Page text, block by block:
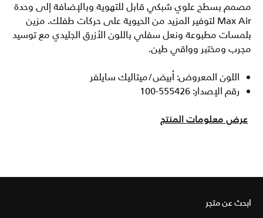
مصمم بسطح علوي شبكي قابل للتهوية وبالإضافة إلى وحدة
Max Air لتوفير المزيد من الحيوية على حركات طفلك. مزين
بلمسات مطبوعة ونعل سفلي باللون الأزرق الجليدي مع توسيد
مجرب ومختبر وواقي طين.
اللون المعروض: أبيض/ميتاليك سايلفر
رقم الإصدار: 555426-100
عرض معلومات المنتج
ابحث عن متجر